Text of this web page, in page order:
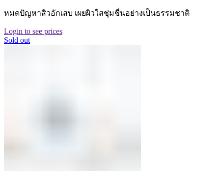
หมดปัญหาสิวอักเสบ เผยผิวใสชุ่มชื่นอย่างเป็นธรรมชาติ
Login to see prices
Sold out